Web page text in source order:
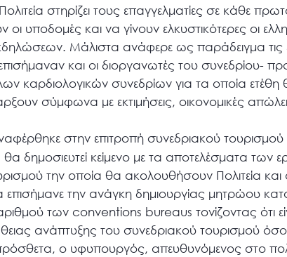
στηρίζει τους επαγγελματίες σε κάθε
υποδομές και να γίνουν ελκυστικότερες οι
Μάλιστα ανάφερε ως παράδειγμα τις
και οι διοργανωτές του συνεδρίου-
καρδιολογικών συνεδρίων για τα οποία
σύμφωνα με εκτιμήσεις, οικονομικές
στην επιτροπή συνεδριακού τουρισμού
δημοσιευτεί κείμενο με τα αποτελέσματα των
την οποία θα ακολουθήσουν Πολιτεία
επισήμανε την ανάγκη δημιουργίας μητρώου
των conventions bureaus τονίζοντας ότι
ανάπτυξης του συνεδριακού τουρισμού όσο
ο υφυπουργός, απευθυνόμενος στο